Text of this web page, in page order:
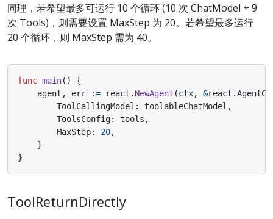
同理，若希望最多可运行 10 个循环 (10 次 ChatModel + 9
次 Tools)，则需要设置 MaxStep 为 20。若希望最多运行
20 个循环，则 MaxStep 需为 40。
func main()
{
agent , err := react . NewAgent (ctx, &react .
ToolCallingModel : toolableChatModel ,
ToolsConfig: tools ,
MaxStep: 20,
}
}
ToolReturnDirectly